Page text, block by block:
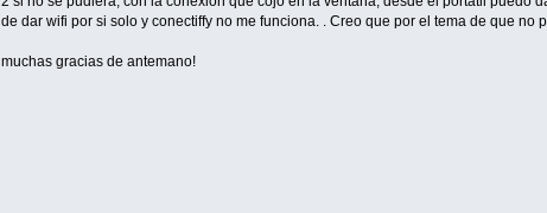
de dar wifi por si solo y conectiffy no me funciona. . Creo que por el tema de que no
muchas gracias de antemano!